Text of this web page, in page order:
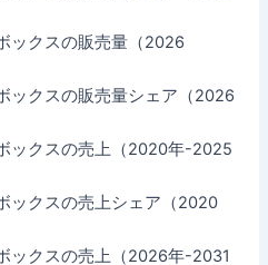
ックスの販売量（2026
ックスの販売量シェア（2026
ックスの売上（2020年-2025
ックスの売上シェア（2020
ックスの売上（2026年-2031